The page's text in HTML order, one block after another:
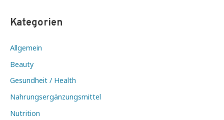
Kategorien
Allgemein
Beauty
Gesundheit / Health
Nahrungsergänzungsmittel
Nutrition